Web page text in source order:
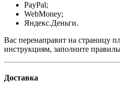
PayPal;
WebMoney;
Яндекс.Деньги.
Вас перенаправит на страницу
инструкциям, заполните
Доставка